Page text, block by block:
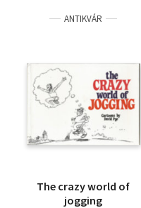
ANTIKVÁR
The crazy world of
jogging